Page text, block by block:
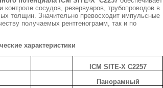
контроле сосудов, резервуаров, трубопроводов в
толщин. Значительно превосходит импульсные
получаемых рентгенограмм, так и по
характеристики
ICM SITE-X C2257
Панорамный